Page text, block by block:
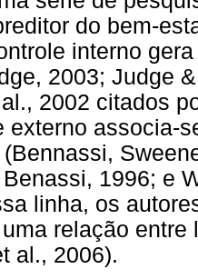
do bem-
interno
2003; Judge
2002 citados
externo associa-
1996; e
linha, os
relação
al., 2006).